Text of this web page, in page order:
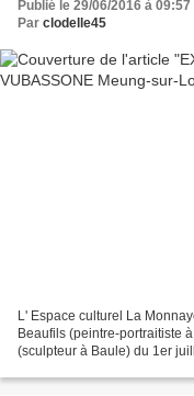
Publié le 29/06/2016 à 09:57
Par clodelle45
L' Espace culturel La
Beaufils (peintre-portraitiste
(sculpteur à Baule) du 1er